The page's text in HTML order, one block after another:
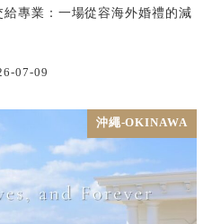
專業：一場從容海外婚禮的減
07-09
沖繩-OKINAWA